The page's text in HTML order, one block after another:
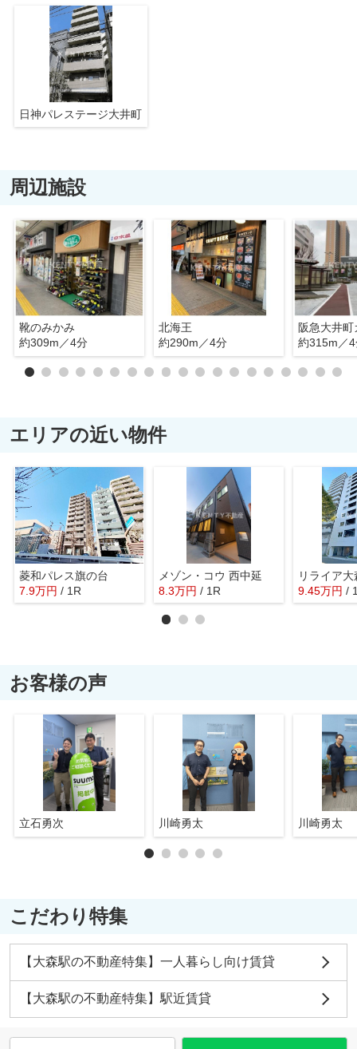
日神パレステージ大井町
周辺施設
靴のみかみ
約309m／4分
北海王
約290m／4分
阪急大井
約315m／
エリアの近い物件
菱和パレス旗の台
7.9万円 / 1R
メゾン・コウ 西中延
8.3万円 / 1R
リライア大
9.45万円 /
お客様の声
立石勇次 川崎勇太 川崎勇太
こだわり特集
【大森駅の不動産特集】一人暮らし向け賃貸
【大森駅の不動産特集】駅近賃貸